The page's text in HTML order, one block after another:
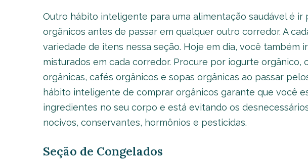
Outro hábito inteligente para uma alimentação saudável é ir
orgânicos antes de passar em qualquer outro corredor. A
variedade de itens nessa seção. Hoje em dia, você também
misturados em cada corredor. Procure por iogurte orgânico,
orgânicas, cafés orgânicos e sopas orgânicas ao passar
hábito inteligente de comprar orgânicos garante que você
ingredientes no seu corpo e está evitando os
nocivos, conservantes, hormônios e pesticidas.
Seção de Congelados